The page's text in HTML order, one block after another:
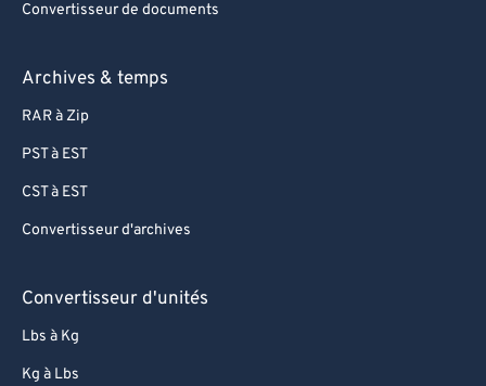
Convertisseur de documents
Archives & temps
RAR à Zip
PST à EST
CST à EST
Convertisseur d'archives
Convertisseur d'unités
Lbs à Kg
Kg à Lbs